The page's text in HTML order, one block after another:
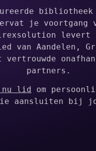
bibliotheek
je voortgang
van Aandelen,
partners.
nu lid
om
aansluiten bij